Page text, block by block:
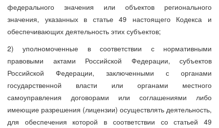
федерального значения или объектов регионального
значения, указанных в статье 49 настоящего Кодекса и
обеспечивающих деятельность этих субъектов;
2) уполномоченные в соответствии с нормативными
правовыми актами Российской Федерации, субъектов
Российской Федерации, заключенными с органами
государственной власти или органами местного
самоуправления договорами или соглашениями либо
имеющие разрешения (лицензии) осуществлять деятельность,
для обеспечения которой в соответствии со статьей 49